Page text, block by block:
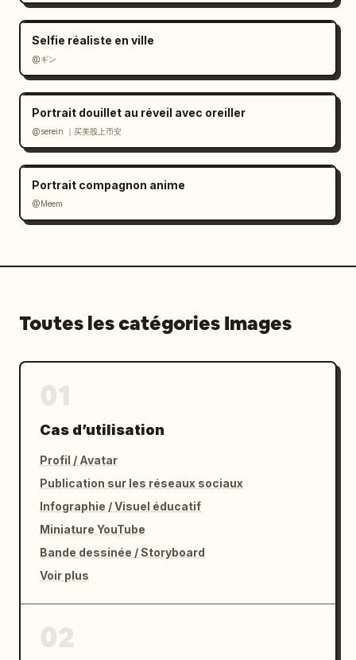
Selfie réaliste en ville
@ギン
Portrait douillet au réveil avec oreiller
@serein ｜买美股上币安
Portrait compagnon anime
@Meem
Toutes les catégories Images
Cas d’utilisation
Profil / Avatar
Publication sur les réseaux sociaux
Infographie / Visuel éducatif
Miniature YouTube
Bande dessinée / Storyboard
Voir plus